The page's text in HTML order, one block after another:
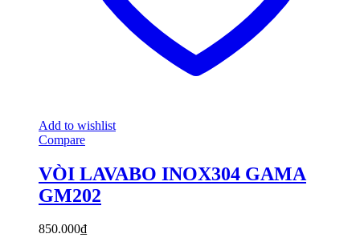
Add to wishlist
Compare
VÒI LAVABO INOX304 GAMA
GM202
850.000₫